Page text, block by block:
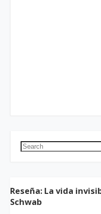
Reseña: La vida
Schwab